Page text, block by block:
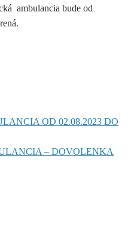
ambulancia bude od
OD 02.08.2023 DO
– DOVOLENKA